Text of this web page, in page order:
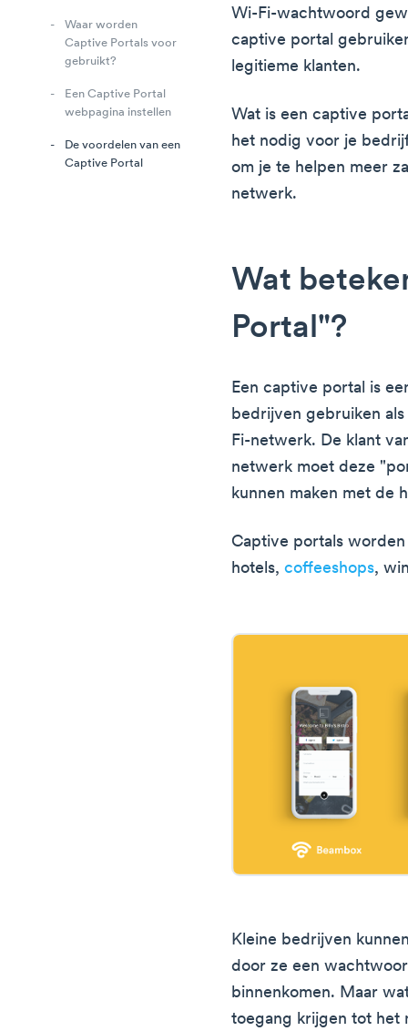
Waar worden
Captive Portals voor
gebruikt?
Een Captive Portal
webpagina instellen
De voordelen van een
Captive Portal
Wi-Fi-wachtwoord
captive portal
legitieme klanten.
Wat is een captive
het nodig voor je
om je te helpen meer
netwerk.
Wat
Portal"?
Een captive portal is
bedrijven gebruiken
Fi-netwerk. De klant
netwerk moet deze
kunnen maken met de
Captive portals
hotels,coffeeshops,
Kleine bedrijven
door ze een
binnenkomen. Maar
toegang krijgen tot het